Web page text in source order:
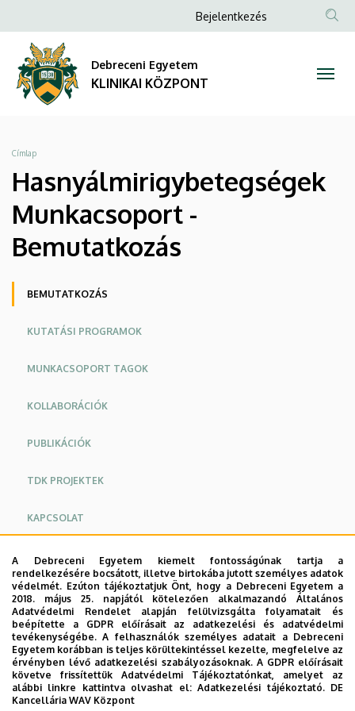
A Debreceni Egyetem kiemelt fontosságúnak tartja a
rendelkezésére bocsátott, illetve birtokába jutott személyes adatok
védelmét. Ezúton tájékoztatjuk Önt, hogy a Debreceni Egyetem a
2018. május 25. napjától kötelezően alkalmazandó Általános
Adatvédelmi Rendelet alapján felülvizsgálta folyamatait és
beépítette a GDPR előírásait az adatkezelési és adatvédelmi
tevékenységébe. A felhasználók személyes adatait a Debreceni
Egyetem korábban is teljes körültekintéssel kezelte, megfelelve az
érvényben lévő adatkezelési szabályozásoknak. A GDPR előírásait
követve frissítettük Adatvédelmi Tájékoztatónkat, amelyet az
alábbi linkre kattintva olvashat el:Adatkezelési tájékoztató. DE
Kancellária WAV Központ
Hasnyálmirigybetegségek
Munkacsoport
Bemutatkozás
KLINIKAI
KÖZPONT
a
tartalomra
Anonim
fiók
menüje
Bejelentkezés
Debreceni Egyetem
KLINIKAI KÖZPONT
Morzsa
Címlap
Hasnyálmirigybetegségek
Munkacsoport -
Bemutatkozás
Oldalmenü
BEMUTATKOZÁS
KUTATÁSI PROGRAMOK
MUNKACSOPORT TAGOK
KOLLABORÁCIÓK
PUBLIKÁCIÓK
TDK PROJEKTEK
KAPCSOLAT
feltöltés alatt...